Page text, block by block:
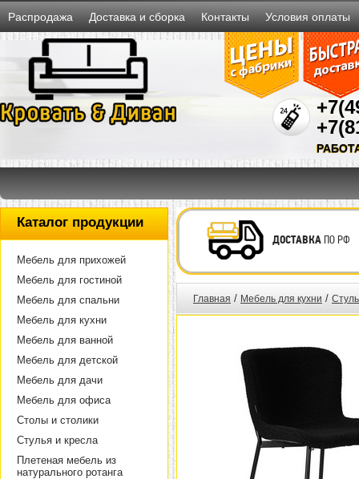
Распродажа Доставка и сборка Контакты Условия оплаты
Каталог продукции
Мебель для прихожей
Мебель для гостиной
Мебель для спальни
Мебель для кухни
Мебель для ванной
Мебель для детской
Мебель для дачи
Мебель для офиса
Столы и столики
Стулья и кресла
Плетеная мебель из
натурального ротанга
ДОСТАВКАПО РФ
Главная / Мебель для кухни /